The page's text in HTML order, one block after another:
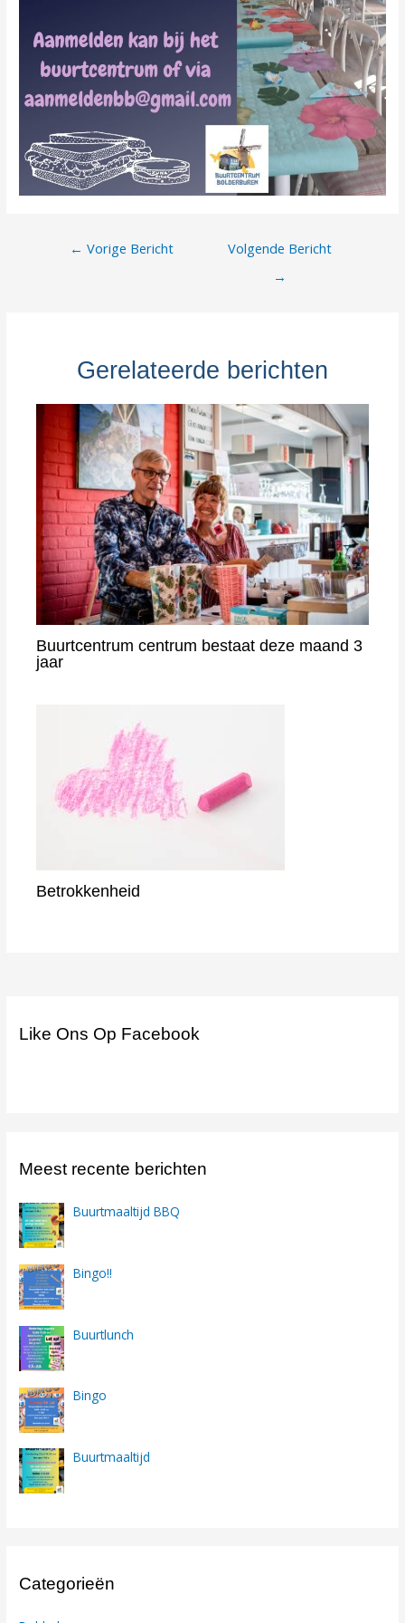
Berichtnavigatie
← Vorige Bericht
Volgende Bericht
→
Gerelateerde berichten
Buurtcentrum centrum bestaat deze maand 3
jaar
Betrokkenheid
Like Ons Op Facebook
Meest recente berichten
Buurtmaaltijd BBQ
Bingo!!
Buurtlunch
Bingo
Buurtmaaltijd
Categorieën